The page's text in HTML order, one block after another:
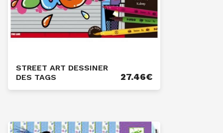
STREET ART DESSINER
DES TAGS
27.46€